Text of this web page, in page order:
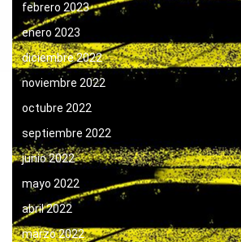
febrero 2023
enero 2023
diciembre 2022
noviembre 2022
octubre 2022
septiembre 2022
junio 2022
mayo 2022
abril 2022
marzo 2022